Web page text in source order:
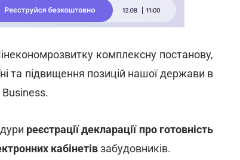
комплексну постанову,
та підвищення позицій нашої держави в
Business.
реєстрації декларації про готовність
кабінетівзабудовників.